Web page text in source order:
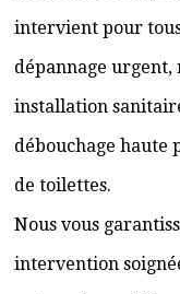
intervient pour
dépannage urgent,
installation
débouchage haute
de toilettes.
Nous vous
intervention